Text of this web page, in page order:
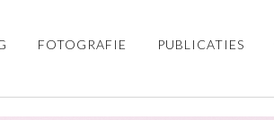
FOTOGRAFIE PUBLICATIES